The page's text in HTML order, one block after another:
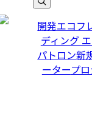
開発エコフ
ディング
パトロン新
ータープ